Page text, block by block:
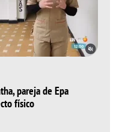
pareja de Epa
físico